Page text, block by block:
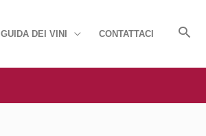
GUIDA DEI VINI CONTATTACI